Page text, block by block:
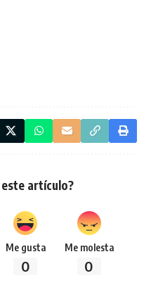
artículo?
Me gusta
0
Me molesta
0